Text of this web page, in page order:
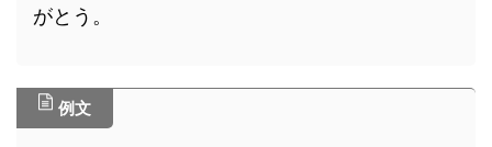
がとう。
例文